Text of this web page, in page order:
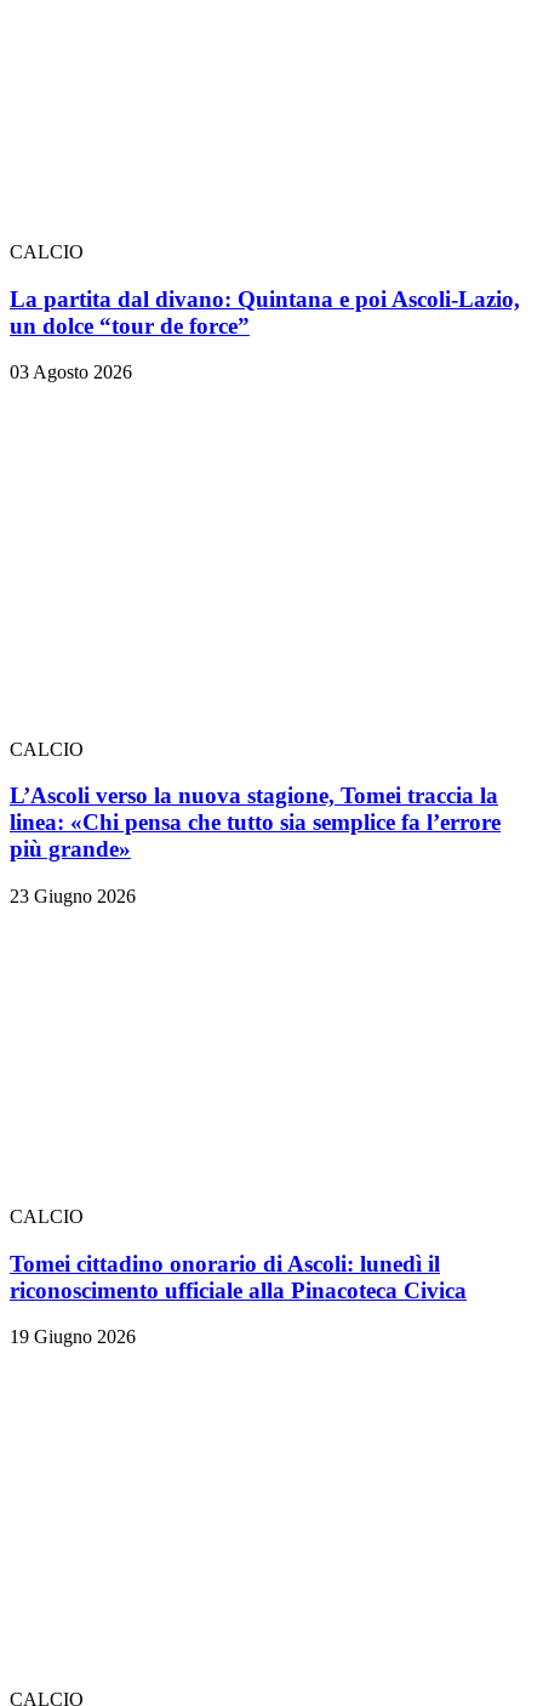
CALCIO
La partita dal divano: Quintana e poi Ascoli-Lazio,
un dolce “tour de force”
03 Agosto 2026
CALCIO
L’Ascoli verso la nuova stagione, Tomei traccia la
linea: «Chi pensa che tutto sia semplice fa l’errore
più grande»
23 Giugno 2026
CALCIO
Tomei cittadino onorario di Ascoli: lunedì il
riconoscimento ufficiale alla Pinacoteca Civica
19 Giugno 2026
CALCIO